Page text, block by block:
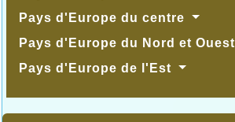
Pays d'Europe du centre
Pays d'Europe du Nord et Ouest
Pays d'Europe de l'Est